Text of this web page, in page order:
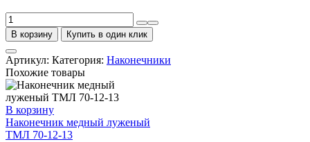
Количество
товара
Наконечник
медный
луженый
ТМЛ
2.5-
6-
2.6
В корзину Купить в один клик
Артикул: Категория: Наконечники
Похожие товары
В корзину
Наконечник медный луженый
ТМЛ 70-12-13